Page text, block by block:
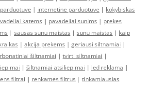
| internetine parduotuve | kokybiskas
katems | pavadeliai sunims | prekes
| sausas sunu maistas | sunu maistas | kaip
| akcija prekems | geriausi siltnamiai |
šiltnamiai | tvirti siltnamiai |
| šiltnamiai atsiliepimai | led reklama |
filtrai | renkamės filtrus | tinkamiausias